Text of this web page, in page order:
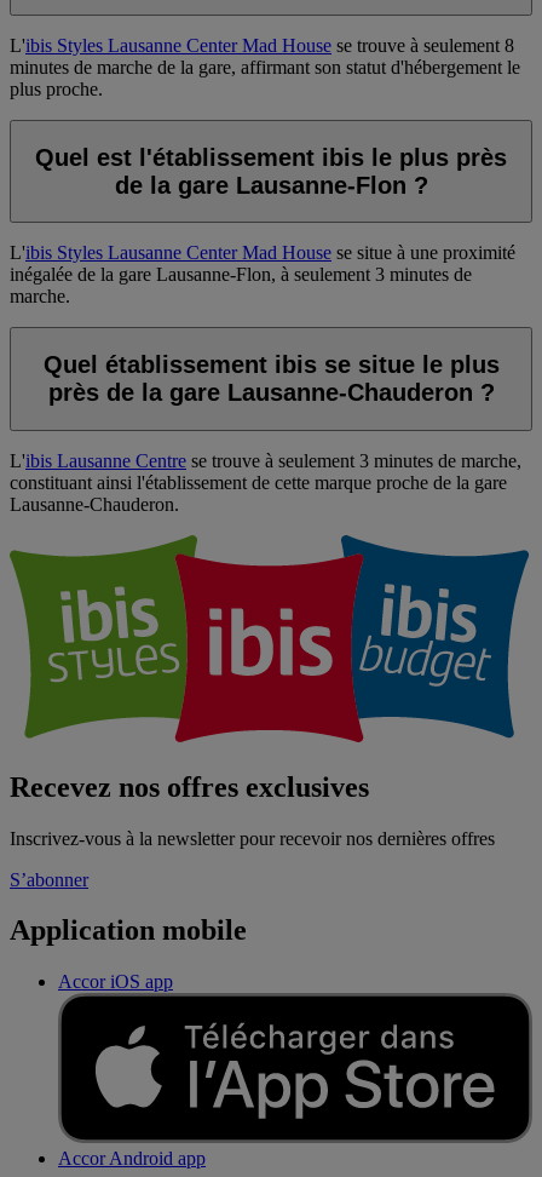
L'ibis Styles Lausanne Center Mad House se trouve à seulement 8
minutes de marche de la gare, affirmant son statut d'hébergement le
plus proche.
Quel est l'établissement ibis le plus près
de la gare Lausanne-Flon ?
L'ibis Styles Lausanne Center Mad House se situe à une proximité
inégalée de la gare Lausanne-Flon, à seulement 3 minutes de
marche.
Quel établissement ibis se situe le plus
près de la gare Lausanne-Chauderon ?
L'ibis Lausanne Centre se trouve à seulement 3 minutes de marche,
constituant ainsi l'établissement de cette marque proche de la gare
Lausanne-Chauderon.
Recevez nos offres exclusives
Inscrivez-vous à la newsletter pour recevoir nos dernières offres
S’abonner
Application mobile
Accor iOS app
Accor Android app